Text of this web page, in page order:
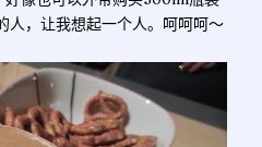
人，让我想起一个人。呵呵呵～